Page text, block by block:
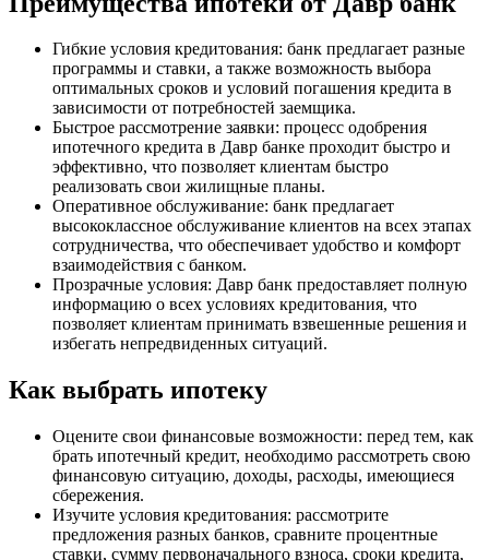
Гибкие условия кредитования: банк предлагает разные
программы и ставки, а также возможность выбора
оптимальных сроков и условий погашения кредита в
зависимости от потребностей заемщика.
Быстрое рассмотрение заявки: процесс одобрения
ипотечного кредита в Давр банке проходит быстро и
эффективно, что позволяет клиентам быстро
реализовать свои жилищные планы.
Оперативное обслуживание: банк предлагает
высококлассное обслуживание клиентов на всех этапах
сотрудничества, что обеспечивает удобство и комфорт
взаимодействия с банком.
Прозрачные условия: Давр банк предоставляет полную
информацию о всех условиях кредитования, что
позволяет клиентам принимать взвешенные решения и
избегать непредвиденных ситуаций.
Как выбрать ипотеку
Оцените свои финансовые возможности: перед тем, как
брать ипотечный кредит, необходимо рассмотреть свою
финансовую ситуацию, доходы, расходы, имеющиеся
сбережения.
Изучите условия кредитования: рассмотрите
предложения разных банков, сравните процентные
ставки, сумму первоначального взноса, сроки кредита,